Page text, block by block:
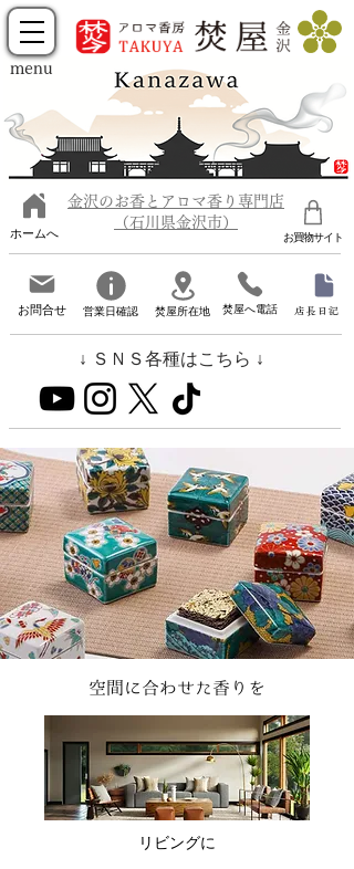
menu
ホームへ
焚屋所在地
営業日確認
お問合せ 焚屋へ電話
お買物サイト
↓ ＳＮＳ各種はこちら ↓
金沢のお香とアロマ香り専門店
（石川県金沢市）
店長日記
空間に合わせた香りを
リビングに